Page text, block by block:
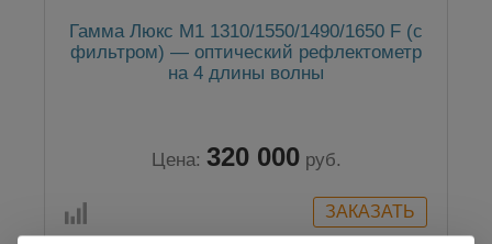
Гамма Люкс M1 1310/1550/1490/1650 F (с
фильтром) — оптический рефлектометр
на 4 длины волны
Цена: 320 000 руб.